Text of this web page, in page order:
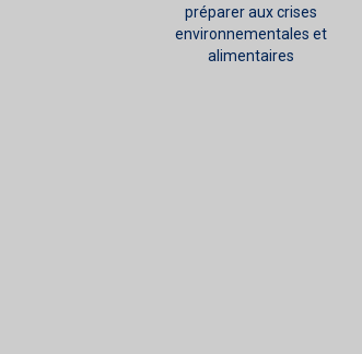
préparer aux crises
environnementales et
alimentaires